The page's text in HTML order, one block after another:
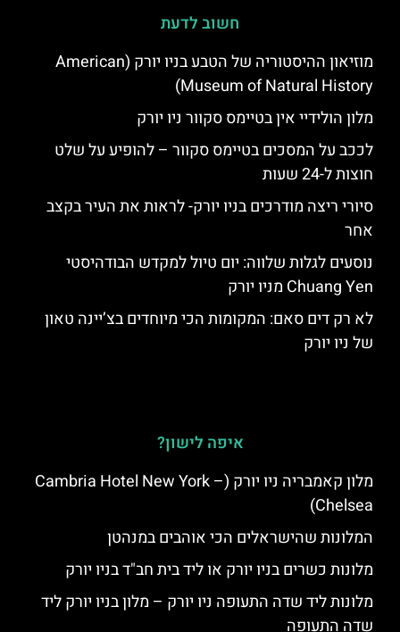
חשוב לדעת
מוזיאון ההיסטוריה של הטבע בניו יורק (American
Museum of Natural History)
מלון הולידיי אין בטיימס סקוור ניו יורק
לככב על המסכים בטיימס סקוור – להופיע על שלט
חוצות ל-24 שעות
סיורי ריצה מודרכים בניו יורק- לראות את העיר בקצב
אחר
נוסעים לגלות שלווה: יום טיול למקדש הבודהיסטי
Chuang Yen מניו יורק
לא רק דים סאם: המקומות הכי מיוחדים בצ’יינה טאון
של ניו יורק
איפה לישון?
מלון קאמבריה ניו יורק (Cambria Hotel New York –
Chelsea)
המלונות שהישראלים הכי אוהבים במנהטן
מלונות כשרים בניו יורק או ליד בית חב"ד בניו יורק
מלונות ליד שדה התעופה ניו יורק – מלון בניו יורק ליד
שדה התעופה